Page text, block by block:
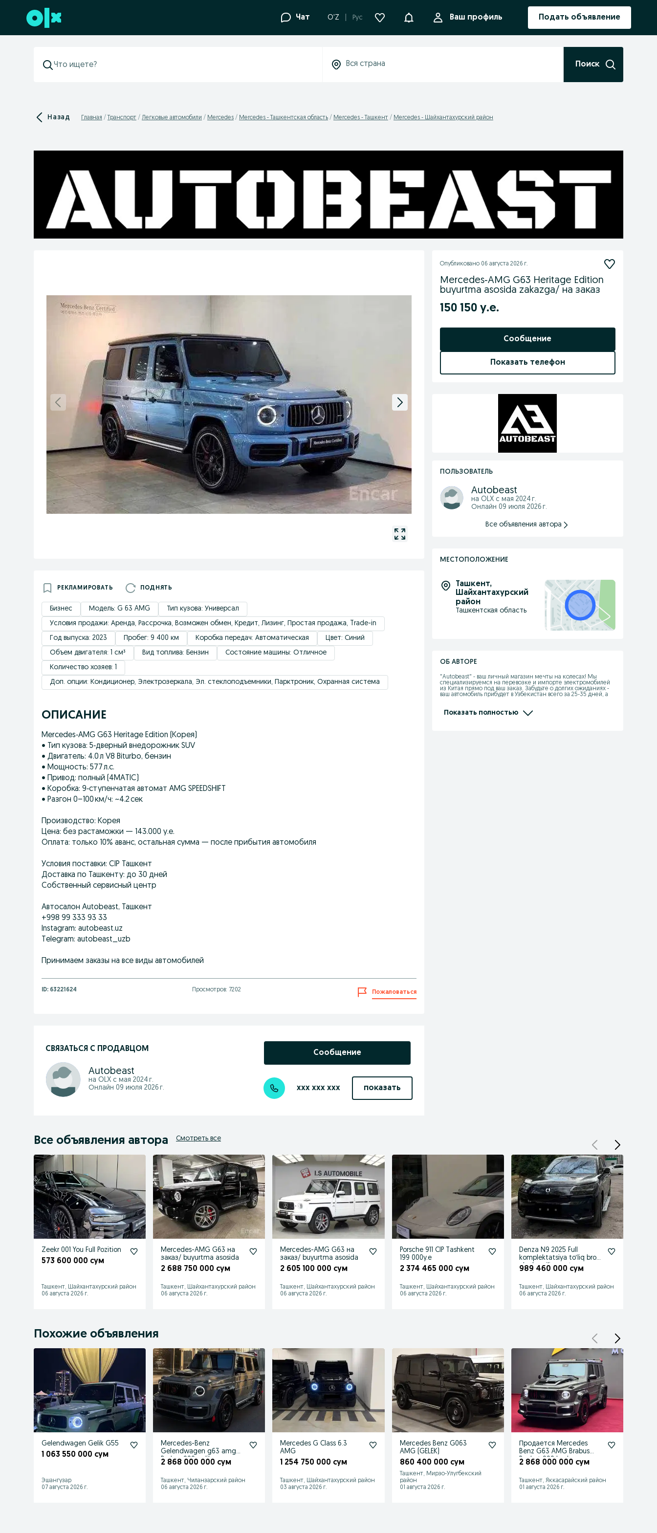
Перейти к нижнему колонтитулу Чат O'Z Рус УведомленияВаш профиль Подать объявление
Поиск
Назад Главная Транспорт Легковые автомобили Mercedes Mercedes - Ташкентская область Mercedes - Ташкент Mercedes - Шайхантахурский район
РЕКЛАМИРОВАТЬ ПОДНЯТЬ
Бизнес Модель: G 63 AMG
Тип кузова: Универсал
Условия продажи: Аренда, Рассрочка, Возможен обмен, Кредит, Лизинг, Простая продажа, Trade-in
Год выпуска: 2023
Пробег: 9 400 км Коробка передач: Автоматическая
Цвет: Синий
Объем двигателя: 1 см³
Вид топлива: Бензин
Состояние машины: Отличное
Количество хозяев: 1
Доп. опции: Кондиционер, Электрозеркала, Эл. стеклоподъемники, Парктроник, Охранная система
ОПИСАНИЕ
Mercedes‑AMG G63 Heritage Edition (Корея)
• Тип кузова: 5‑дверный внедорожник SUV
• Двигатель: 4.0 л V8 Biturbo, бензин
• Мощность: 577 л.с.
• Привод: полный (4MATIC)
• Коробка: 9‑ступенчатая автомат AMG SPEEDSHIFT
• Разгон 0–100 км/ч: ~4.2 сек
Производство: Корея
Цена: без растаможки — 143.000 у.е.
Оплата: только 10% аванс, остальная сумма — после прибытия автомобиля
Условия поставки: CIP Ташкент
Доставка по Ташкенту: до 30 дней
Собственный сервисный центр
Автосалон Autobeast, Ташкент
+998 99 333 93 33
Instagram: autobeast.uz
Telegram: autobeast_uzb
Принимаем заказы на все виды автомобилей
ID: 63221624 Просмотров: 7202 Пожаловаться
СВЯЗАТЬСЯ С ПРОДАВЦОМ
Autobeast
на OLX с мая 2024 г.
Онлайн 09 июля 2026 г.
Сообщение
xxx xxx xxx показать
Опубликовано 06 августа 2026 г.
Mercedes‑AMG G63 Heritage Edition
buyurtma asosida zakazga/ на заказ
150 150 у.е.
Сообщение
Показать телефон
ПОЛЬЗОВАТЕЛЬ
Autobeast
на OLX с мая 2024 г.
Онлайн 09 июля 2026 г.
Все объявления автора
МЕСТОПОЛОЖЕНИЕ
Ташкент,
Шайхантахурский
район
Ташкентская область
ОБ АВТОРЕ
"Autobeast" - ваш личный магазин мечты на колесах! Мы
специализируемся на перевозке и импорте электромобилей
из Китая прямо под ваш заказ. Забудьте о долгих ожиданиях -
ваш автомобиль прибудет в Узбекистан всего за 25-35 дней, а
склад на границе в Хоргосе находится всего в 10-дневной
дороге от Ташкента, так что вы можете быстро получить всю
Показать полностью
Все объявления автора Смотреть все
Zeekr 001 You Full Pozition
573 600 000 сум
Ташкент, Шайхантахурский район
06 августа 2026 г.
Mercedes-AMG G63 на
заказ/ buyurtma asosida
2 688 750 000 сум
Ташкент, Шайхантахурский район
06 августа 2026 г.
Mercedes-AMG G63 на
заказ/ buyurtma asosida
2 605 100 000 сум
Ташкент, Шайхантахурский район
06 августа 2026 г.
Porsche 911 CIP Tashkent
199 000y.e
2 374 465 000 сум
Ташкент, Шайхантахурский район
06 августа 2026 г.
Denza N9 2025 Full
komplektatsiya to‘liq bron
plonka qilingan tayyor
989 460 000 сум
Ташкент, Шайхантахурский район
06 августа 2026 г.
Похожие объявления
Gelendwagen Gelik G55
1 063 550 000 сум
Эшангузар
07 августа 2026 г.
Mercedes-Benz
Gelendwagen g63 amg
Brabus 900 gelik гелик
2 868 000 000 сум
Ташкент, Чиланзарский район
06 августа 2026 г.
Mercedes G Class 6.3
AMG
1 254 750 000 сум
Ташкент, Шайхантахурский район
03 августа 2026 г.
Mercedes Benz G063
AMG (GELEK)
860 400 000 сум
Ташкент, Мирзо-Улугбекский
район
01 августа 2026 г.
Продается Mercedes
Benz G63 AMG Brabus
Rocket 900 body
2 868 000 000 сум
Ташкент, Яккасарайский район
01 августа 2026 г.